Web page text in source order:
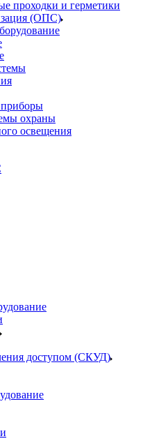
проходки и герметики
(ОПС)
охраны
освещения
доступом (СКУД)